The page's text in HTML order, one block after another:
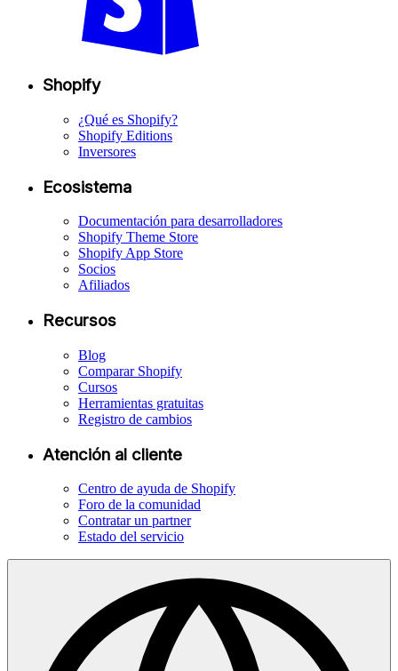
Shopify
¿Qué es Shopify?
Shopify Editions
Inversores
Ecosistema
Documentación para desarrolladores
Shopify Theme Store
Shopify App Store
Socios
Afiliados
Recursos
Blog
Comparar Shopify
Cursos
Herramientas gratuitas
Registro de cambios
Atención al cliente
Centro de ayuda de Shopify
Foro de la comunidad
Contratar un partner
Estado del servicio